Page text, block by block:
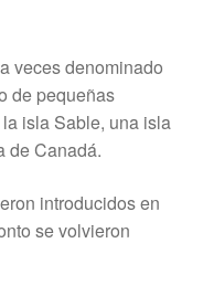
veces denominado
de pequeñas
isla Sable, una isla
de Canadá.
introducidos en
se volvieron